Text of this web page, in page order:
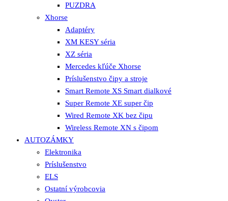
PUZDRA
Xhorse
Adaptéry
XM KESY séria
XZ séria
Mercedes kľúče Xhorse
Príslušenstvo čipy a stroje
Smart Remote XS Smart dialkové
Super Remote XE super čip
Wired Remote XK bez čipu
Wireless Remote XN s čipom
AUTOZÁMKY
Elektronika
Príslušenstvo
ELS
Ostatní výrobcovia